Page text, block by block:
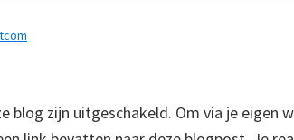
blog zijn uitgeschakeld. Om via je eigen